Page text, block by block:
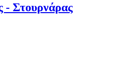
- Στουρνάρας